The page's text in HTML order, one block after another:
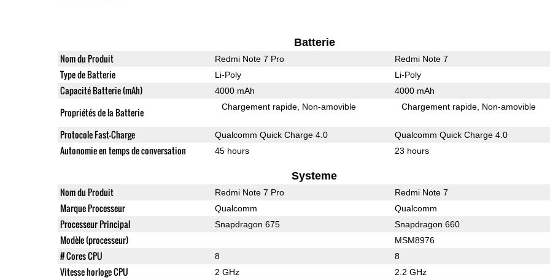
Batterie
Nom du Produit Redmi Note 7 Pro Redmi Note 7
Type de Batterie Li-Poly Li-Poly
Capacité Batterie (mAh) 4000 mAh 4000 mAh
Propriétés de la Batterie Chargement rapide Non-amovible Chargement rapide Non-amovible
Protocole Fast-Charge Qualcomm Quick Charge 4.0 Qualcomm Quick Charge 4.0
Autonomie en temps de conversation 45 hours 23 hours
Systeme
Nom du Produit Redmi Note 7 Pro Redmi Note 7
Marque Processeur Qualcomm Qualcomm
Processeur Principal Snapdragon 675 Snapdragon 660
Modèle (processeur) MSM8976
# Cores CPU 8 8
Vitesse horloge CPU 2 GHz 2.2 GHz